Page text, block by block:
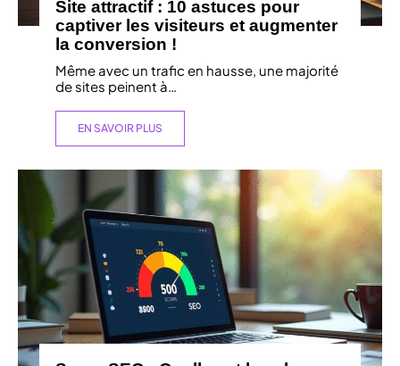
Site attractif : 10 astuces pour
captiver les visiteurs et augmenter
la conversion !
Même avec un trafic en hausse, une majorité
de sites peinent à…
EN SAVOIR PLUS